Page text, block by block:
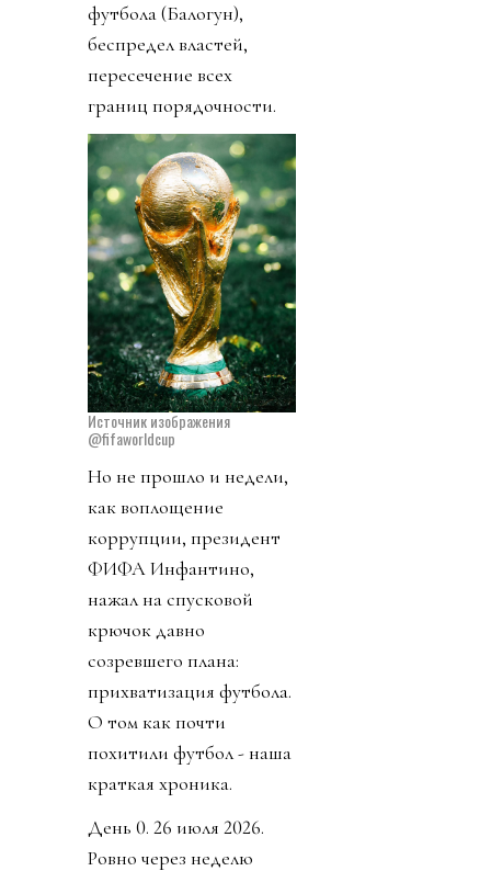
футбола (Балогун),
беспредел властей,
пересечение всех
границ порядочности.
Источник изображения
@fifaworldcup
Но не прошло и недели,
как воплощение
коррупции, президент
ФИФА Инфантино,
нажал на спусковой
крючок давно
созревшего плана:
прихватизация футбола.
О том как почти
похитили футбол - наша
краткая хроника.
День 0. 26 июля 2026.
Ровно через неделю